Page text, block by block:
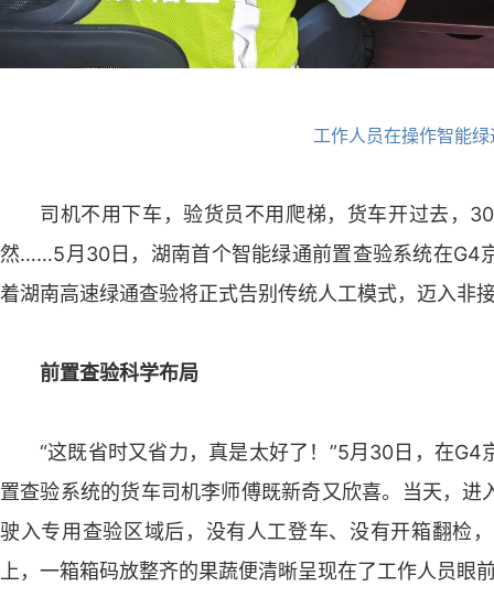
工作人员在操作智能
司机不用下车，验货员不用爬梯，货车开过去，
然……5月30日，湖南首个智能绿通前置查验系统在G4
着湖南高速绿通查验将正式告别传统人工模式，迈入非
前置查验科学布局
“这既省时又省力，真是太好了！”5月30日，在
置查验系统的货车司机李师傅既新奇又欣喜。当天，
驶入专用查验区域后，没有人工登车、没有开箱翻检
上，一箱箱码放整齐的果蔬便清晰呈现在了工作人员眼